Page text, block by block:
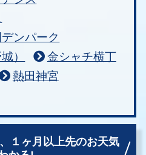
ンパーク
）
金シャチ横丁
熱田神宮
１ヶ月以上先のお天気